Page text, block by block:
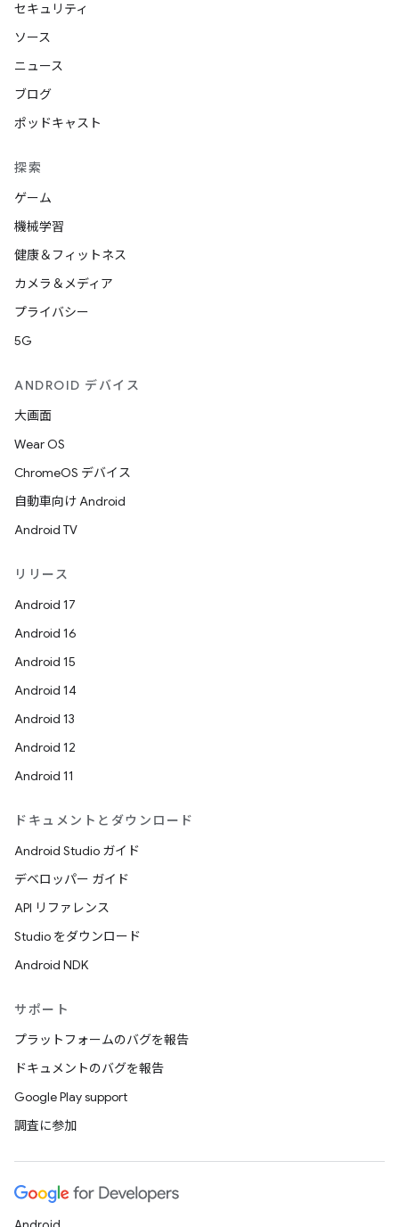
セキュリティ
ソース
ニュース
ブログ
ポッドキャスト
探索
ゲーム
機械学習
健康＆フィットネス
カメラ＆メディア
プライバシー
5G
ANDROID デバイス
大画面
Wear OS
ChromeOS デバイス
自動車向け Android
Android TV
リリース
Android 17
Android 16
Android 15
Android 14
Android 13
Android 12
Android 11
ドキュメントとダウンロード
Android Studio ガイド
デベロッパー ガイド
API リファレンス
Studio をダウンロード
Android NDK
サポート
プラットフォームのバグを報告
ドキュメントのバグを報告
Google Play support
調査に参加